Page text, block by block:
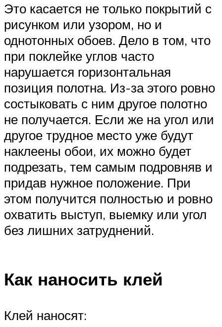
Это касается не только покрытий с
рисунком или узором, но и
однотонных обоев. Дело в том, что
при поклейке углов часто
нарушается горизонтальная
позиция полотна. Из-за этого ровно
состыковать с ним другое полотно
не получается. Если же на угол или
другое трудное место уже будут
наклеены обои, их можно будет
подрезать, тем самым подровняв и
придав нужное положение. При
этом получится полностью и ровно
охватить выступ, выемку или угол
без лишних затруднений.
Как наносить клей
Клей наносят: